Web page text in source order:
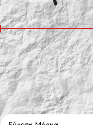
Φιλτράσισμα Βάσει
Τιμή:0 €—10 €
Καταστευαστές